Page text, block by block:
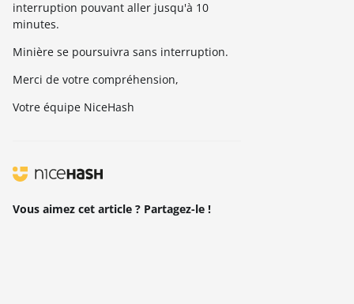
interruption pouvant aller jusqu'à 10
minutes.
Minière se poursuivra sans interruption.
Merci de votre compréhension,
Votre équipe NiceHash
Vous aimez cet article ? Partagez-le !